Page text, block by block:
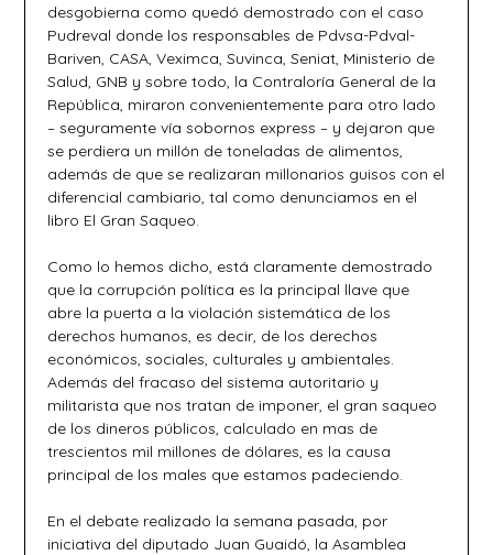
desgobierna como quedó demostrado con el caso
Pudreval donde los responsables de Pdvsa-Pdval-
Bariven, CASA, Veximca, Suvinca, Seniat, Ministerio de
Salud, GNB y sobre todo, la Contraloría General de la
República, miraron convenientemente para otro lado
– seguramente vía sobornos express – y dejaron que
se perdiera un millón de toneladas de alimentos,
además de que se realizaran millonarios guisos con el
diferencial cambiario, tal como denunciamos en el
libro El Gran Saqueo.
Como lo hemos dicho, está claramente demostrado
que la corrupción política es la principal llave que
abre la puerta a la violación sistemática de los
derechos humanos, es decir, de los derechos
económicos, sociales, culturales y ambientales.
Además del fracaso del sistema autoritario y
militarista que nos tratan de imponer, el gran saqueo
de los dineros públicos, calculado en mas de
trescientos mil millones de dólares, es la causa
principal de los males que estamos padeciendo.
En el debate realizado la semana pasada, por
iniciativa del diputado Juan Guaidó, la Asamblea